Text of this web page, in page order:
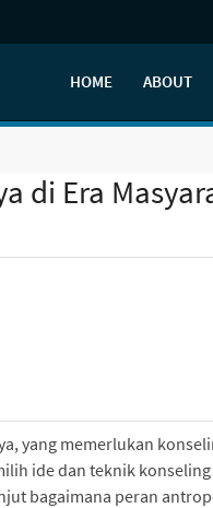
HOME ABOUT
di Era
yang memerlukan
ide dan teknik konseling
bagaimana peran